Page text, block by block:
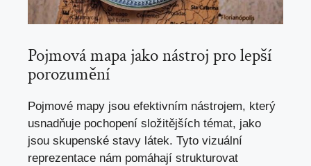
Pojmová mapa jako nástroj pro lepší
porozumění
Pojmové mapy jsou efektivním nástrojem, který
usnadňuje pochopení složitějších témat, jako
jsou skupenské stavy látek. Tyto vizuální
reprezentace nám pomáhají strukturovat